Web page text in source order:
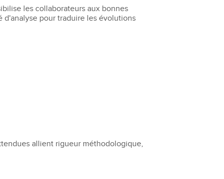
les collaborateurs aux bonnes
pour traduire les évolutions
allient rigueur méthodologique,